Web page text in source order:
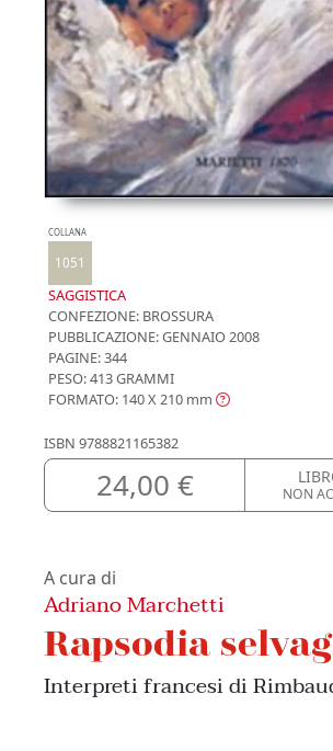
COLLANA
1051
SAGGISTICA
CONFEZIONE: BROSSURA
PUBBLICAZIONE:GENNAIO 2008
PAGINE: 344
PESO: 413 GRAMMI
FORMATO: 140 X 210 mm
ISBN 9788821165382
24,00 €
A cura di
Adriano Marchetti
Rapsodia
Interpreti francesi di